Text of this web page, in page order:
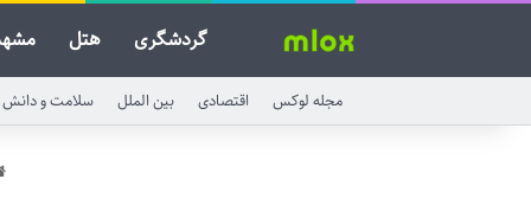
گردشگری هتل
مجله لوکس اقتصادی بین الملل سلامت و دانش